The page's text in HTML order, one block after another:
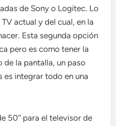
de Sony o Logitec. Lo
actual y del cual, en la
Esta segunda opción
pero es como tener la
de la pantalla, un paso
es integrar todo en una
50″ para el televisor de